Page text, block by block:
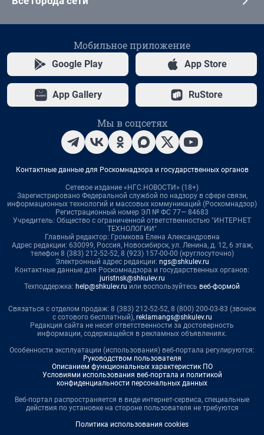
Мобильное приложение
Google Play App Store
App Gallery RuStore
Мы в соцсетях
Контактные данные для Роскомнадзора и государственных органов
Сетевое издание «НГС.НОВОСТИ» (18+)
Зарегистрировано Федеральной службой по надзору в сфере связи,
информационных технологий и массовых коммуникаций (Роскомнадзор)
Регистрационный номер ЭЛ № ФС 77— 84683
Учредитель: Общество с ограниченной ответственностью "ИНТЕРНЕТ
ТЕХНОЛОГИИ"
Главный редактор: Громкова Елена Александровна
Адрес редакции: 630099, Россия, Новосибирск, ул. Ленина, д. 12, 6 этаж,
телефон 8 (383) 212-52-52, 8 (923) 157-00-00 (круглосуточно)
Электронный адрес редакции: ngs@shkulev.ru
Контактные данные для Роскомнадзора и государственных органов:
juristnsk@shkulev.ru
Техподдержка: help@shkulev.ru или воспользуйтесь веб-формой
Связаться с отделом продаж: 8 (383) 212-52-52, 8 (800) 200-03-83 (звонок
с сотового бесплатный), reklamangs@shkulev.ru
Редакция сайта не несет ответственности за достоверность
информации, содержащейся в рекламных объявлениях.
Особенности эксплуатации (использования) веб-портала регулируются:
Руководством пользователя
Описанием функциональных характеристик ПО
Условиями использования веб-портала и политикой
конфиденциальности персональных данных
Веб-портал распространяется в виде интернет-сервиса, специальные
действия по установке на стороне пользователя не требуются
Политика использования cookies